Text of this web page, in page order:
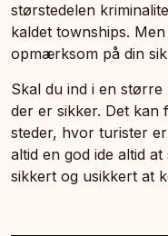
størstedelen
kaldet townships.
opmærksom på din
Skal du ind i en
der er sikker. Det kan
steder, hvor turister
altid en god ide altid
sikkert og usikkert at